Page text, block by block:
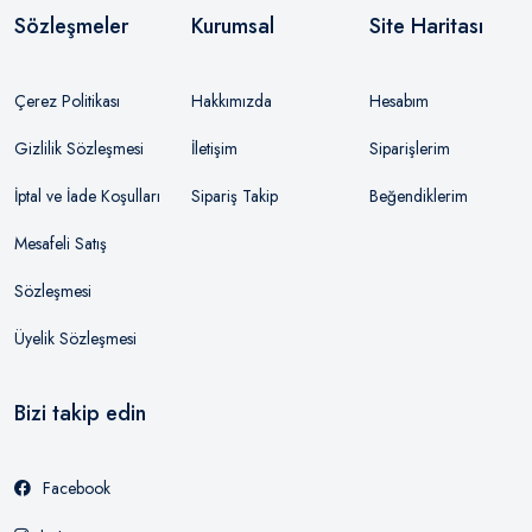
Sözleşmeler
Çerez Politikası
Gizlilik Sözleşmesi
İptal ve İade Koşulları
Mesafeli Satış
Sözleşmesi
Üyelik Sözleşmesi
Kurumsal
Hakkımızda
İletişim
Sipariş Takip
Site Haritası
Hesabım
Siparişlerim
Beğendiklerim
Bizi takip edin
Facebook